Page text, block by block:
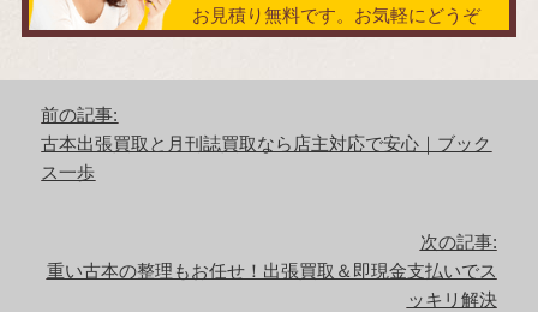
お見積り無料です。お気軽にどうぞ
前の記事:
前
の
古本出張買取と月刊誌買取なら店主対応で安心｜ブック
ス一歩
次の記事:
次
重い古本の整理もお任せ！出張買取＆即現金支払いでス
ッキリ解決